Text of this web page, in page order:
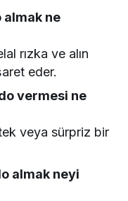
almak ne
rızka ve alın
eder.
vermesi ne
veya sürpriz bir
almak neyi